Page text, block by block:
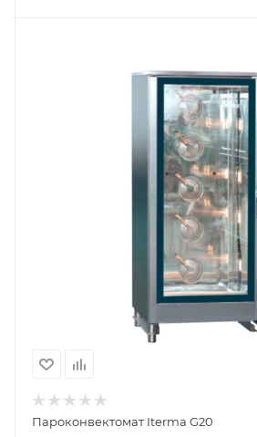
Пароконвектомат Iterma G20